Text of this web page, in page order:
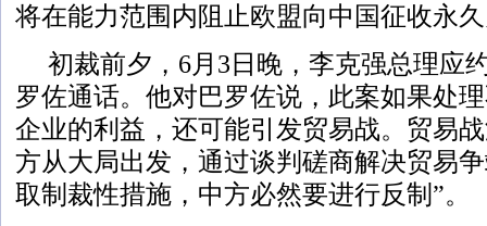
将在能力范围内阻止欧盟向中国征收永
初裁前夕，6月3日晚，李克强总理应
罗佐通话。他对巴罗佐说，此案如果处
企业的利益，还可能引发贸易战。贸易
方从大局出发，通过谈判磋商解决贸易
取制裁性措施，中方必然要进行反制”。